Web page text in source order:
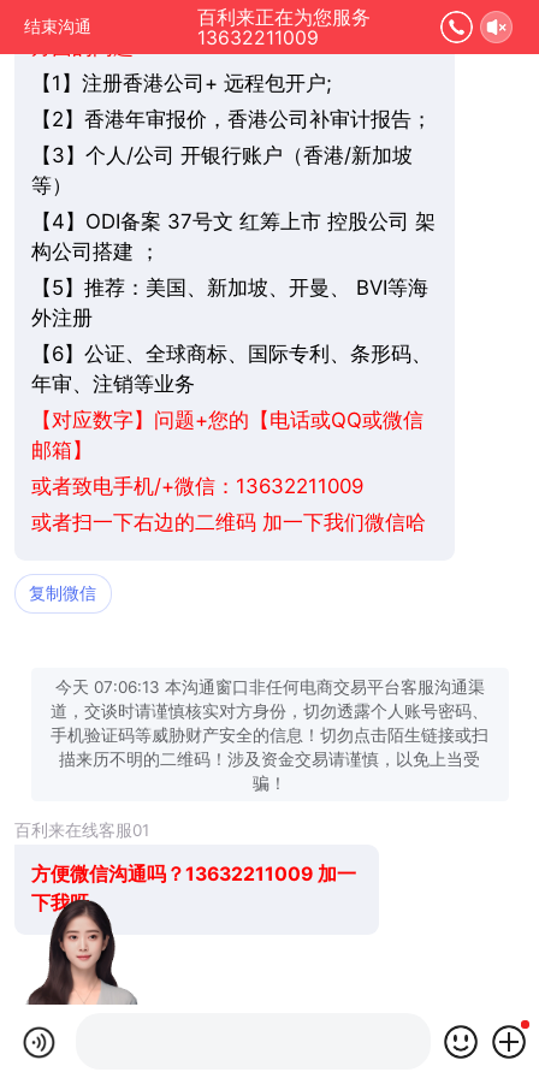
结束沟通
百利来正在为您服务
13632211009
您好，我是在线人工客服，您是想要了解哪
【 1】注册香港公司+ 远程包开户;
【 2】香港年审报价，香港公司补审计报告；
【 3】个人/公司 开银行账户（香港/新加坡
等）
【 4】ODI备案 37号文 红筹上市 控股公司 架
构公司搭建 ；
【 5】推荐：美国、新加坡、 开曼、 BVI等海
外注册
【 6】公证、全球商标、国际专利、条形码、
年审、注销等业务
【对应数字】问题+您的【电话或QQ或微信
邮箱】
或者致电手机/+微信：13632211009
或者扫一下右边的二维码 加一下我们微信哈
复制微信
今天 07:06:13 本沟通窗口非任何电商交易平台客服沟通渠
道，交谈时请谨慎核实对方身份，切勿透露个人账号密码、
手机验证码等威胁财产安全的信息！切勿点击陌生链接或扫
描来历不明的二维码！涉及资金交易请谨慎，以免上当受
骗！
百利来在线客服01
方便微信沟通吗？13632211009 加一
下我呀